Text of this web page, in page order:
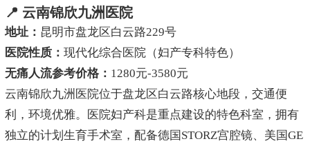
📍 云南锦欣九洲医院
地址： 昆明市盘龙区白云路229号
医院性质： 现代化综合医院（妇产专科特色）
无痛人流参考价格： 1280元-3580元
云南锦欣九洲医院位于盘龙区白云路核心地段，交通便
利，环境优雅。医院妇产科是重点建设的特色科室，拥有
独立的计划生育手术室，配备德国STORZ宫腔镜、美国GE